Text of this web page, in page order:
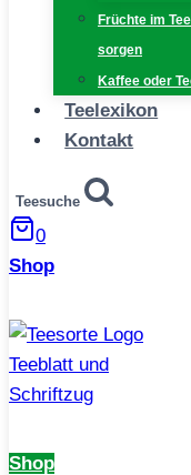
Früchte im
sorgen
Kaffee oder
Teelexikon
Kontakt
Teesuche
0
Shop
Shop